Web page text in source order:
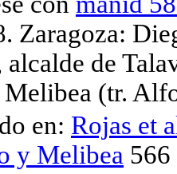
Zaragoza:
alcalde de
(tr.
en: Rojas et
y Melibea